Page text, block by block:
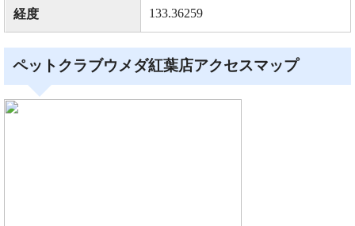
経度 133.36259
ペットクラブウメダ紅葉店アクセスマップ